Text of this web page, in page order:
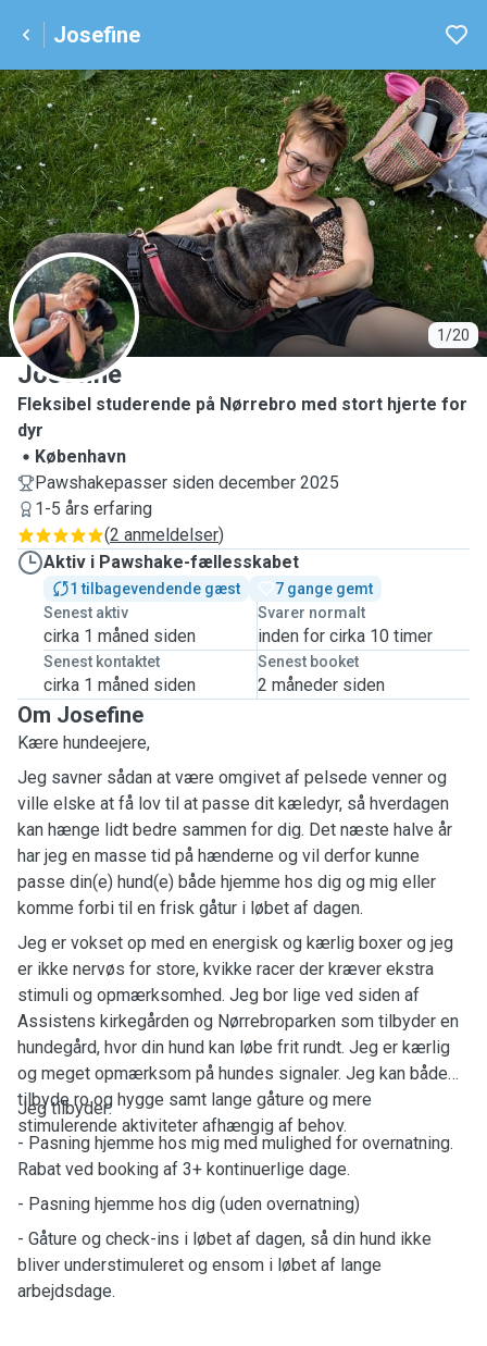
Josefine
1/20
J
Josefine
Fleksibel studerende på Nørrebro med stort hjerte for
dyr
København
Pawshakepasser siden december 2025
1-5 års erfaring
(2 anmeldelser)
Aktiv i Pawshake-fællesskabet
1 tilbagevendende gæst
7 gange gemt
Senest aktiv
cirka 1 måned siden
Svarer normalt
inden for cirka 10 timer
Senest kontaktet
cirka 1 måned siden
Senest booket
2 måneder siden
Om Josefine
Kære hundeejere,
Jeg savner sådan at være omgivet af pelsede venner og
ville elske at få lov til at passe dit kæledyr, så hverdagen
kan hænge lidt bedre sammen for dig. Det næste halve år
har jeg en masse tid på hænderne og vil derfor kunne
passe din(e) hund(e) både hjemme hos dig og mig eller
komme forbi til en frisk gåtur i løbet af dagen.
Jeg er vokset op med en energisk og kærlig boxer og jeg
er ikke nervøs for store, kvikke racer der kræver ekstra
stimuli og opmærksomhed. Jeg bor lige ved siden af
Assistens kirkegården og Nørrebroparken som tilbyder en
hundegård, hvor din hund kan løbe frit rundt. Jeg er kærlig
og meget opmærksom på hundes signaler. Jeg kan både
tilbyde ro og hygge samt lange gåture og mere
stimulerende aktiviteter afhængig af behov.
Jeg tilbyder:
- Pasning hjemme hos mig med mulighed for overnatning.
Rabat ved booking af 3+ kontinuerlige dage.
- Pasning hjemme hos dig (uden overnatning)
- Gåture og check-ins i løbet af dagen, så din hund ikke
bliver understimuleret og ensom i løbet af lange
arbejdsdage.